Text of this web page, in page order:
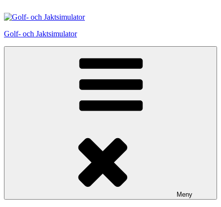
till
Golf- och Jaktsimulator
Meny